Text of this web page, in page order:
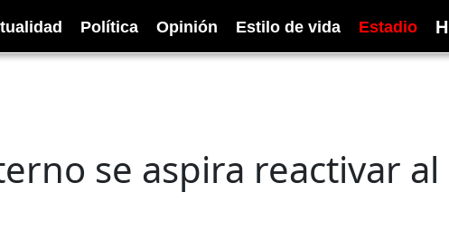
Política Opinión Estilo de vida Estadio H
se aspira reactivar al